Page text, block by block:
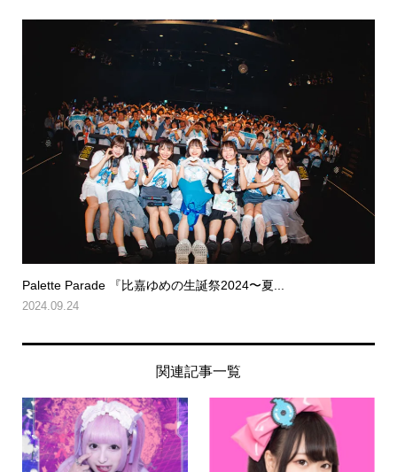
Palette Parade 『比嘉ゆめの生誕祭2024〜夏...
2024.09.24
関連記事一覧